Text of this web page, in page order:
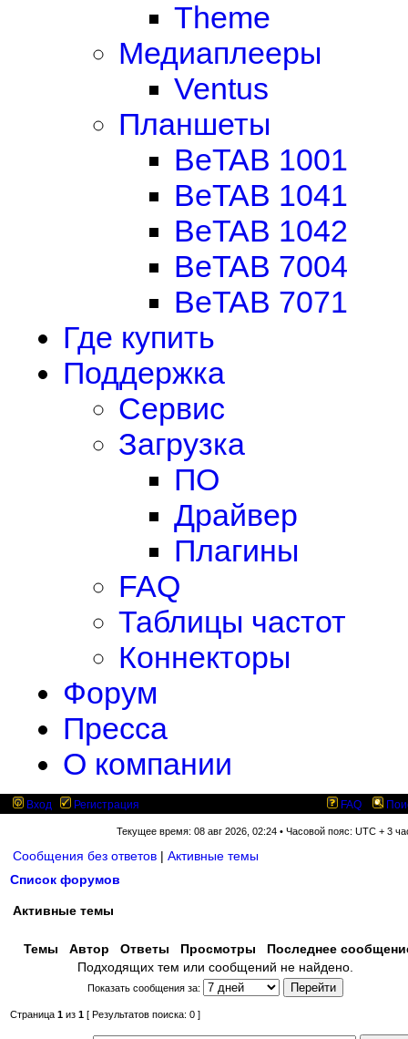
Theme
Медиаплееры
Ventus
Планшеты
BeTAB 1001
BeTAB 1041
BeTAB 1042
BeTAB 7004
BeTAB 7071
Где купить
Поддержка
Сервис
Загрузка
ПО
Драйвер
Плагины
FAQ
Таблицы частот
Коннекторы
Форум
Пресса
О компании
Вход Регистрация FAQ
Текущее время: 08 авг 2026, 02:24 • Часовой пояс: UTC + 3
Сообщения без ответов | Активные темы
Список форумов
Активные темы
Темы Автор Ответы Просмотры
Последнее
Подходящих тем или сообщений не найдено.
Показать сообщения за:
Страница 1 из 1 [ Результатов поиска: 0 ]